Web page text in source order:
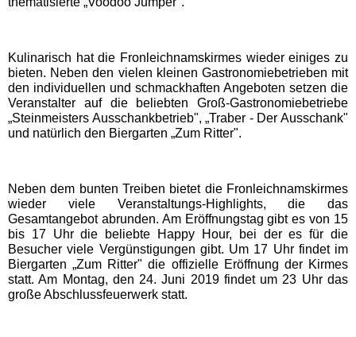
Freizeitparks
Rasti-Land
Schloß Dankern
Serengeti-Park
Nordrhein-Westfalen
Freizeitparks
Fort Fun Abenteuerland
Kulinarisch hat die Fronleichnamskirmes wieder einiges zu
bieten. Neben den vielen kleinen Gastronomiebetrieben mit
den individuellen und schmackhaften Angeboten setzen die
Veranstalter auf die beliebten Groß-Gastronomiebetriebe
„Steinmeisters Ausschankbetrieb", „Traber - Der Ausschank"
und natürlich den Biergarten „Zum Ritter".
Neben dem bunten Treiben bietet die Fronleichnamskirmes
wieder viele Veranstaltungs-Highlights, die das
Gesamtangebot abrunden. Am Eröffnungstag gibt es von 15
bis 17 Uhr die beliebte Happy Hour, bei der es für die
Besucher viele Vergünstigungen gibt. Um 17 Uhr findet im
Biergarten „Zum Ritter" die offizielle Eröffnung der Kirmes
statt. Am Montag, den 24. Juni 2019 findet um 23 Uhr das
große Abschlussfeuerwerk statt.